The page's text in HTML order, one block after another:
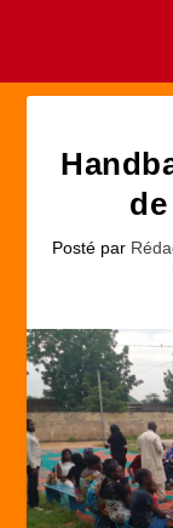
Posté par